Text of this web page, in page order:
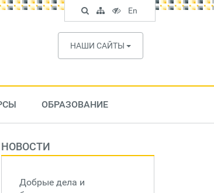
НАШИ САЙТЫ
ОБРАЗОВАНИЕ
НОВОСТИ
Добрые дела и
Поиск
по
сайту
Карта
сайта
Версия
для
слабовидящих
En
English